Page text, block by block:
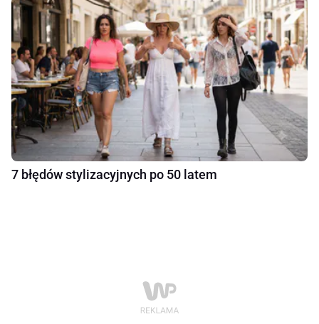
7 błędów stylizacyjnych po 50 latem